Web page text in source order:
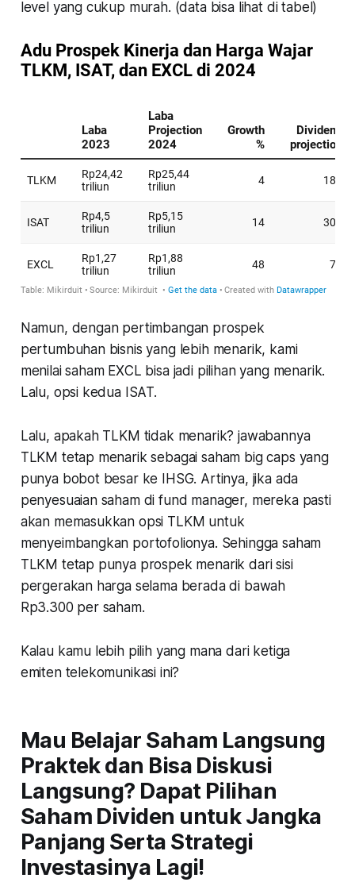
level yang cukup murah. (data bisa lihat di tabel)
Namun, dengan pertimbangan prospek
pertumbuhan bisnis yang lebih menarik, kami
menilai saham EXCL bisa jadi pilihan yang menarik.
Lalu, opsi kedua ISAT.
Lalu, apakah TLKM tidak menarik? jawabannya
TLKM tetap menarik sebagai saham big caps yang
punya bobot besar ke IHSG. Artinya, jika ada
penyesuaian saham di fund manager, mereka pasti
akan memasukkan opsi TLKM untuk
menyeimbangkan portofolionya. Sehingga saham
TLKM tetap punya prospek menarik dari sisi
pergerakan harga selama berada di bawah
Rp3.300 per saham.
Kalau kamu lebih pilih yang mana dari ketiga
emiten telekomunikasi ini?
Mau Belajar Saham Langsung
Praktek dan Bisa Diskusi
Langsung? Dapat Pilihan
Saham Dividen untuk Jangka
Panjang Serta Strategi
Investasinya Lagi!